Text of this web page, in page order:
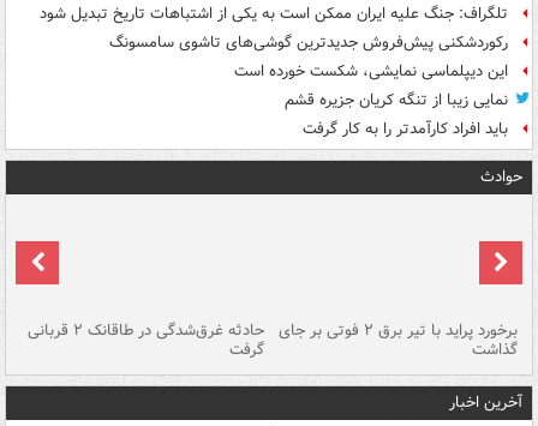
تلگراف: جنگ علیه ایران ممکن است به یکی از اشتباهات تاریخ تبدیل شود
رکوردشکنی پیش‌فروش جدیدترین گوشی‌های تاشوی سامسونگ
این دیپلماسی نمایشی، شکست خورده است
نمایی زیبا از تنگه کریان جزیره قشم
باید افراد کارآمدتر را به کار گرفت
حوادث
برخورد پراید با تیر برق ۲ فوتی بر جای
گذاشت
حادثه غرق‌شدگی در طاقانک ۲ قربانی
گرفت
آخرین اخبار